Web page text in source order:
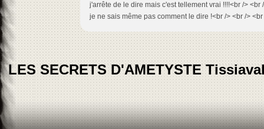
j'arrête de le dire mais c'est tellement vrai !!!!<br /> <br
je ne sais même pas comment le dire !<br /> <br /> <br
LES SECRETS D'AMETYSTE